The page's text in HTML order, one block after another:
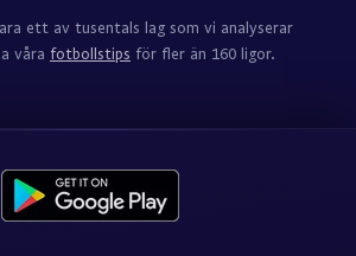
ett av tusentals lag som vi analyserar
våra fotbollstips för fler än 160 ligor.